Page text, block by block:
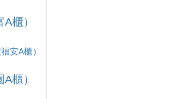
櫃）
安A櫃）
櫃）